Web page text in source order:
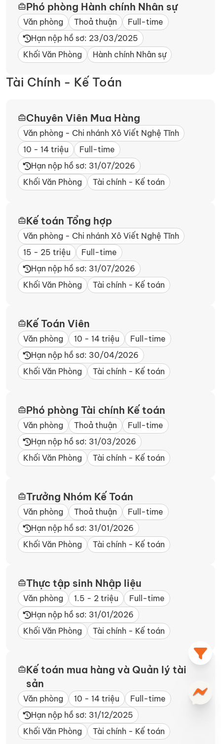
Phó phòng Hành chính Nhân sự
Văn phòng Thoả thuận
Full-time
Hạn nộp hồ sơ: 23/03/2025
Khối Văn Phòng
Hành chính Nhân sự
Tài Chính - Kế Toán
Chuyên Viên Mua Hàng
Văn phòng - Chi nhánh Xô Viết Nghệ Tĩnh​
10 - 14 triệu
Full-time
Hạn nộp hồ sơ: 31/07/2026
Khối Văn Phòng
Tài chính - Kế toán
Kế toán Tổng hợp
Văn phòng - Chi nhánh Xô Viết Nghệ Tĩnh​
15 - 25 triệu
Full-time
Hạn nộp hồ sơ: 31/07/2026
Khối Văn Phòng
Tài chính - Kế toán
Kế Toán Viên
Văn phòng 10 - 14 triệu
Full-time
Hạn nộp hồ sơ: 30/04/2026
Khối Văn Phòng
Tài chính - Kế toán
Phó phòng Tài chính Kế toán
Văn phòng Thoả thuận
Full-time
Hạn nộp hồ sơ: 31/03/2026
Khối Văn Phòng
Tài chính - Kế toán
Trưởng Nhóm Kế Toán
Văn phòng Thoả thuận
Full-time
Hạn nộp hồ sơ: 31/01/2026
Khối Văn Phòng
Tài chính - Kế toán
Thực tập sinh Nhập liệu
Văn phòng 1.5 - 2 triệu
Full-time
Hạn nộp hồ sơ: 31/01/2026
Khối Văn Phòng
Tài chính - Kế toán
Kế toán mua hàng và Quản lý tài
sản
Văn phòng 10 - 14 triệu
Full-time
Hạn nộp hồ sơ: 31/12/2025
Khối Văn Phòng
Tài chính - Kế toán